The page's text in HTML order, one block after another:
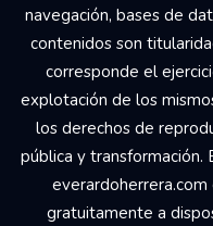
navegación, bases de
contenidos son
corresponde el
explotación de los
los derechos de
pública y transformación.
gratuitamente a